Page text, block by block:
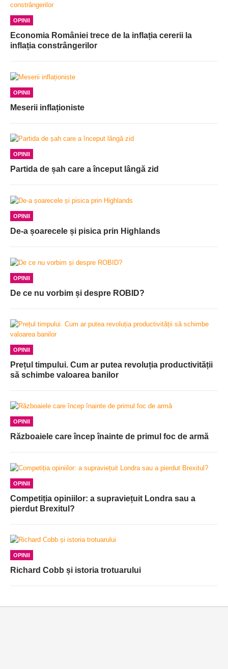
OPINII
Economia României trece de la inflația cererii la
inflația constrângerilor
OPINII
Meserii inflaționiste
OPINII
Partida de șah care a început lângă zid
OPINII
De-a șoarecele și pisica prin Highlands
OPINII
De ce nu vorbim și despre ROBID?
OPINII
Prețul timpului. Cum ar putea revoluția productivității
să schimbe valoarea banilor
OPINII
Războaiele care încep înainte de primul foc de armă
OPINII
Competiția opiniilor: a supraviețuit Londra sau a
pierdut Brexitul?
OPINII
Richard Cobb și istoria trotuarului